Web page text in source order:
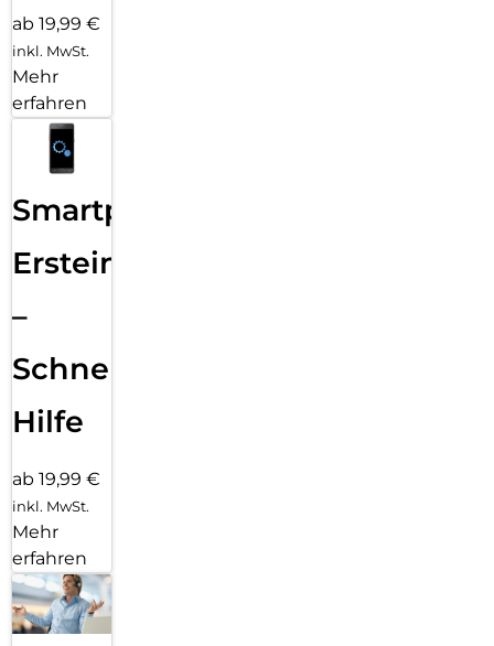
ab 19,99 €
inkl. MwSt.
Mehr
erfahren
Smartphone
Ersteinrichtung
–
Schnelle
Hilfe
ab 19,99 €
inkl. MwSt.
Mehr
erfahren